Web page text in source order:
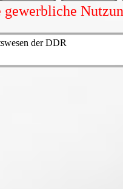
gewerbliche
der DDR